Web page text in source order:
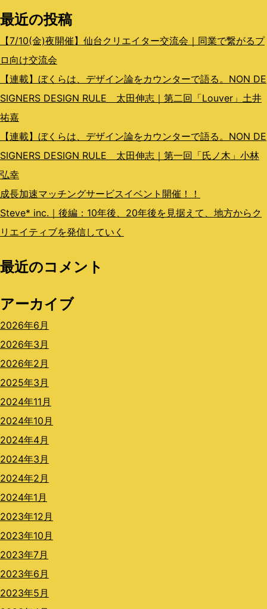
ン
最近の投稿
【7/10(金)夜開催】仙台クリエイター交流会｜同業で繋がるプ
ロ向け交流会
【連載】ぼくらは、デザイン論をカウンターで語る。NON DE
SIGNERS DESIGN RULE 太田伸志｜第二回「Louver」土井
祐嘉
【連載】ぼくらは、デザイン論をカウンターで語る。NON DE
SIGNERS DESIGN RULE 太田伸志｜第一回「氏ノ木」小林
弘幸
成長加速マッチングサービスイベント開催！！
Steve* inc.｜後編：10年後、20年後を見据えて、地方からク
リエイティブを発信していく
最近のコメント
アーカイブ
2026年6月
2026年3月
2026年2月
2025年3月
2024年11月
2024年10月
2024年4月
2024年3月
2024年2月
2024年1月
2023年12月
2023年10月
2023年7月
2023年6月
2023年5月